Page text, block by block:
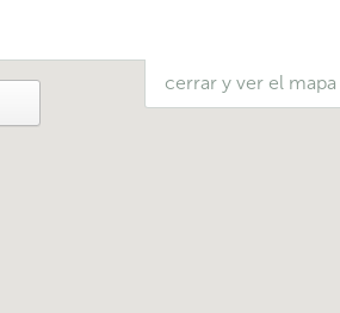
cerrar y ver el mapa